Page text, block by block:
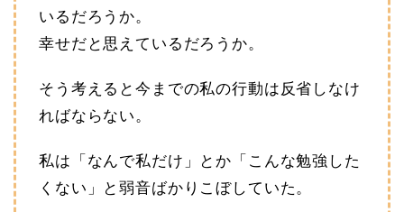
いるだろうか。
幸せだと思えているだろうか。
そう考えると今までの私の行動は反省しなけ
ればならない。
私は「なんで私だけ」とか「こんな勉強した
くない」と弱音ばかりこぼしていた。